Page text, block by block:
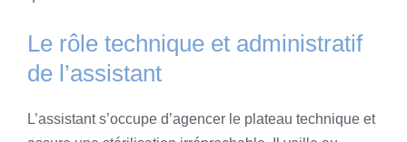
Le rôle technique et administratif
de l’assistant
L’assistant s’occupe d’agencer le plateau technique et